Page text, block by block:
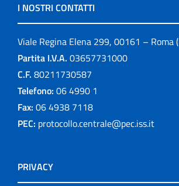
I NOSTRI CONTATTI
Viale Regina Elena 299, 00161 – Roma
Partita I.V.A. 03657731000
C.F. 80211730587
Telefono: 06 4990 1
Fax: 06 4938 7118
PEC: protocollo.centrale@pec.iss.it
PRIVACY